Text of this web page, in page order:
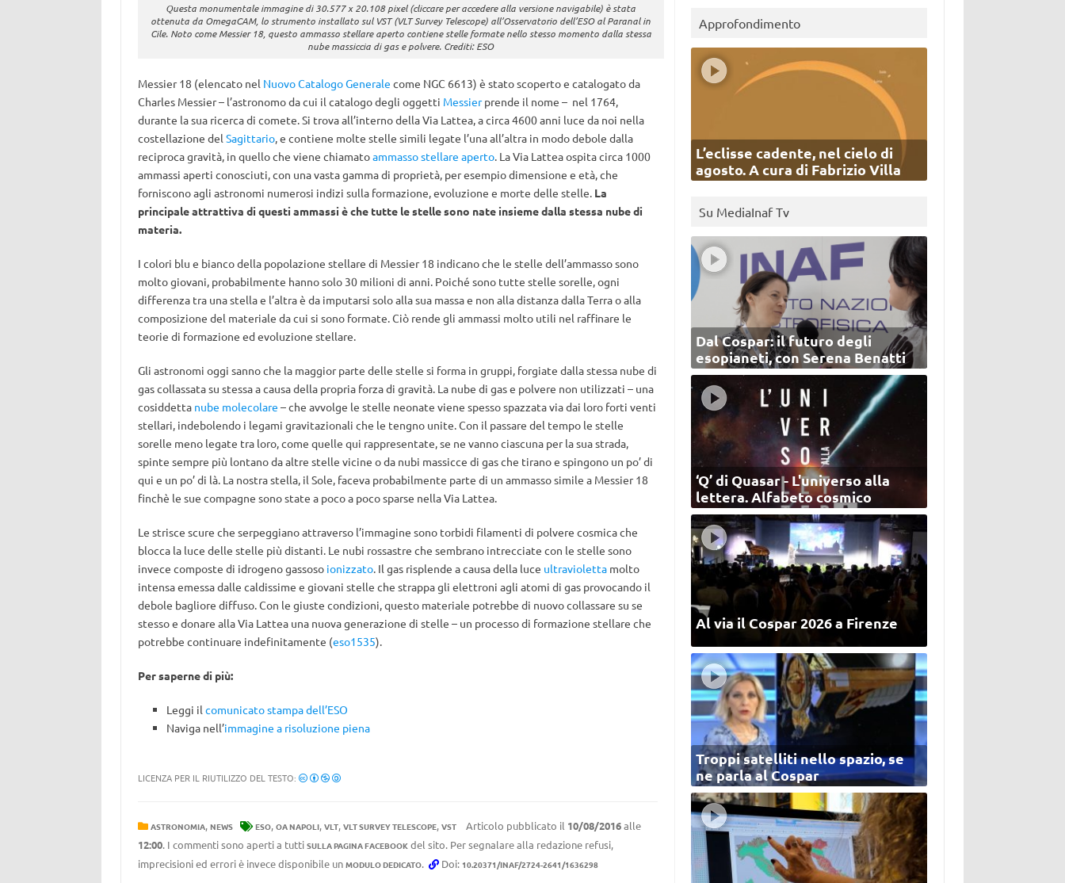
Questa monumentale immagine di 30.577 x 20.108 pixel (cliccare per accedere alla versione navigabile) è stata
ottenuta da OmegaCAM, lo strumento installato sul VST (VLT Survey Telescope) all’Osservatorio dell’ESO al Paranal in
Cile. Noto come Messier 18, questo ammasso stellare aperto contiene stelle formate nello stesso momento dalla stessa
nube massiccia di gas e polvere. Crediti: ESO
Messier 18 (elencato nel Nuovo Catalogo Generale come NGC 6613) è stato scoperto e catalogato da
Charles Messier – l’astronomo da cui il catalogo degli oggetti Messierprende il nome – nel 1764,
durante la sua ricerca di comete. Si trova all’interno della Via Lattea, a circa 4600 anni luce da noi nella
costellazione del Sagittario, e contiene molte stelle simili legate l’una all’altra in modo debole dalla
reciproca gravità, in quello che viene chiamatoammasso stellare aperto. La Via Lattea ospita circa 1000
ammassi aperti conosciuti, con una vasta gamma di proprietà, per esempio dimensione e età, che
forniscono agli astronomi numerosi indizi sulla formazione, evoluzione e morte delle stelle. La
principale attrattiva di questi ammassi è che tutte le stelle sono nate insieme dalla stessa nube di
materia.
I colori blu e bianco della popolazione stellare di Messier 18 indicano che le stelle dell’ammasso sono
molto giovani, probabilmente hanno solo 30 milioni di anni. Poiché sono tutte stelle sorelle, ogni
differenza tra una stella e l’altra è da imputarsi solo alla sua massa e non alla distanza dalla Terra o alla
composizione del materiale da cui si sono formate. Ciò rende gli ammassi molto utili nel raffinare le
teorie di formazione ed evoluzione stellare.
Gli astronomi oggi sanno che la maggior parte delle stelle si forma in gruppi, forgiate dalla stessa nube di
gas collassata su stessa a causa della propria forza di gravità. La nube di gas e polvere non utilizzati – una
cosiddettanube molecolare – che avvolge le stelle neonate viene spesso spazzata via dai loro forti venti
stellari, indebolendo i legami gravitazionali che le tengno unite. Con il passare del tempo le stelle
sorelle meno legate tra loro, come quelle qui rappresentate, se ne vanno ciascuna per la sua strada,
spinte sempre più lontano da altre stelle vicine o da nubi massicce di gas che tirano e spingono un po’ di
qui e un po’ di là. La nostra stella, il Sole, faceva probabilmente parte di un ammasso simile a Messier 18
finchè le sue compagne sono state a poco a poco sparse nella Via Lattea.
Le strisce scure che serpeggiano attraverso l’immagine sono torbidi filamenti di polvere cosmica che
blocca la luce delle stelle più distanti. Le nubi rossastre che sembrano intrecciate con le stelle sono
invece composte di idrogeno gassoso ionizzato. Il gas risplende a causa della luce ultraviolettamolto
intensa emessa dalle caldissime e giovani stelle che strappa gli elettroni agli atomi di gas provocando il
debole bagliore diffuso. Con le giuste condizioni, questo materiale potrebbe di nuovo collassare su se
stesso e donare alla Via Lattea una nuova generazione di stelle – un processo di formazione stellare che
potrebbe continuare indefinitamente (eso1535).
Per saperne di più:
Leggi il comunicato stampa dell’ESO
Naviga nell’immagine a risoluzione piena
LICENZA PER IL RIUTILIZZO DEL TESTO:
ASTRONOMIA, NEWS ESO, OA NAPOLI, VLT, VLT SURVEY TELESCOPE, VST Articolo pubblicato il 10/08/2016alle
12:00. I commenti sono aperti a tutti SULLA PAGINA FACEBOOKdel sito. Per segnalare alla redazione refusi,
imprecisioni ed errori è invece disponibile un MODULO DEDICATO. Doi: 10.20371/INAF/2724-2641/1636298
Approfondimento
L’eclisse cadente, nel cielo di
agosto. A cura di Fabrizio Villa
Su MediaInaf Tv
Dal Cospar: il futuro degli
esopianeti, con Serena Benatti
‘Q’ di Quasar - L'universo alla
lettera. Alfabeto cosmico
Al via il Cospar 2026 a Firenze
Troppi satelliti nello spazio, se
ne parla al Cospar